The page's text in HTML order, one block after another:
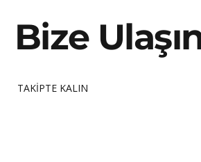
Bize
TAKİPTE KALIN